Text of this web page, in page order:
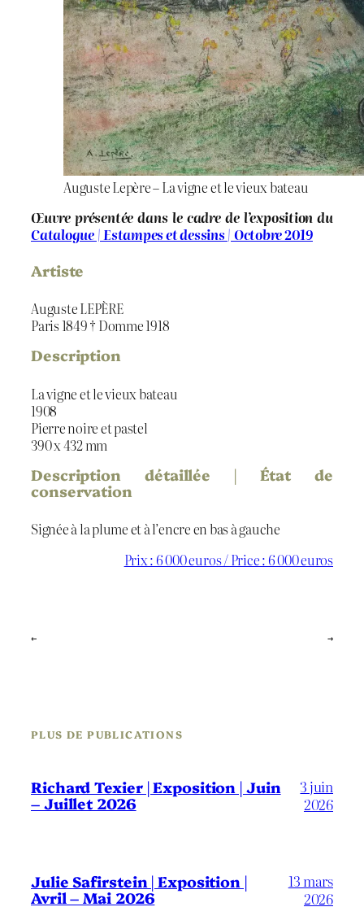
Auguste Lepère – La vigne et le vieux bateau
Œuvre présentée dans le cadre de l’exposition du
Catalogue | Estampes et dessins | Octobre 2019
Artiste
Auguste LEPÈRE
Paris 1849 † Domme 1918
Description
La vigne et le vieux bateau
1908
Pierre noire et pastel
390 x 432 mm
Description détaillée | État de
conservation
Signée à la plume et à l’encre en bas à gauche
Prix : 6 000 euros / Price : 6 000 euros
← →
PLUS DE PUBLICATIONS
Richard Texier | Exposition | Juin
– Juillet 2026
3 juin
2026
Julie Safirstein | Exposition |
Avril – Mai 2026
13 mars
2026